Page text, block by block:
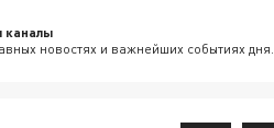
каналы
новостях и важнейших событиях дня.